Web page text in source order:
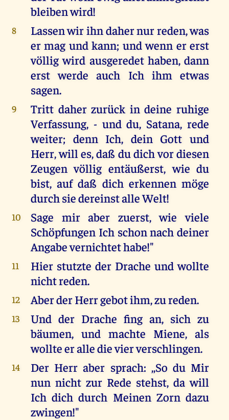
bleiben wird!
8
Lassen wir ihn daher nur reden, was
er mag und kann; und wenn er erst
völlig wird ausgeredet haben, dann
erst werde auch Ich ihm etwas
sagen.
9
Tritt daher zurück in deine ruhige
Verfassung, - und du, Satana, rede
weiter; denn Ich, dein Gott und
Herr, will es, daß du dich vor diesen
Zeugen völlig entäußerst, wie du
bist, auf daß dich erkennen möge
durch sie dereinst alle Welt!
10
Sage mir aber zuerst, wie viele
Schöpfungen Ich schon nach deiner
Angabe vernichtet habe!"
11
Hier stutzte der Drache und wollte
nicht reden.
12 Aber der Herr gebot ihm, zu reden.
13
Und der Drache fing an, sich zu
bäumen, und machte Miene, als
wollte er alle die vier verschlingen.
14
Der Herr aber sprach: ,,So du Mir
nun nicht zur Rede stehst, da will
Ich dich durch Meinen Zorn dazu
zwingen!"